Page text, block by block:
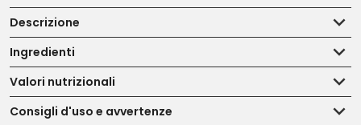
Descrizione
Ingredienti
Valori nutrizionali
Consigli d'uso e avvertenze